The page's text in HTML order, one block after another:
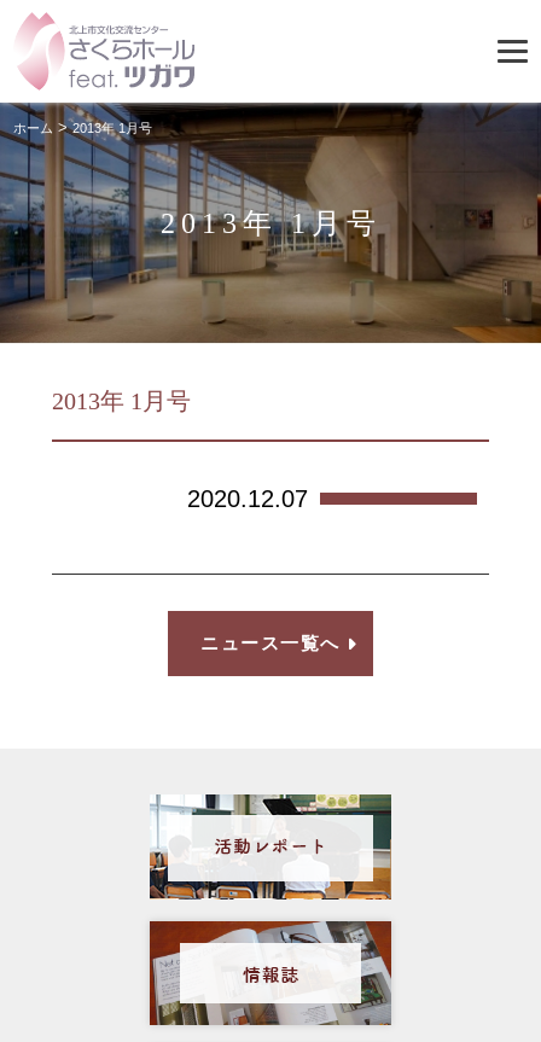
2013年 1月号
ホーム >2013年 1月号
2013年 1月号
2020.12.07
ニュース一覧へ